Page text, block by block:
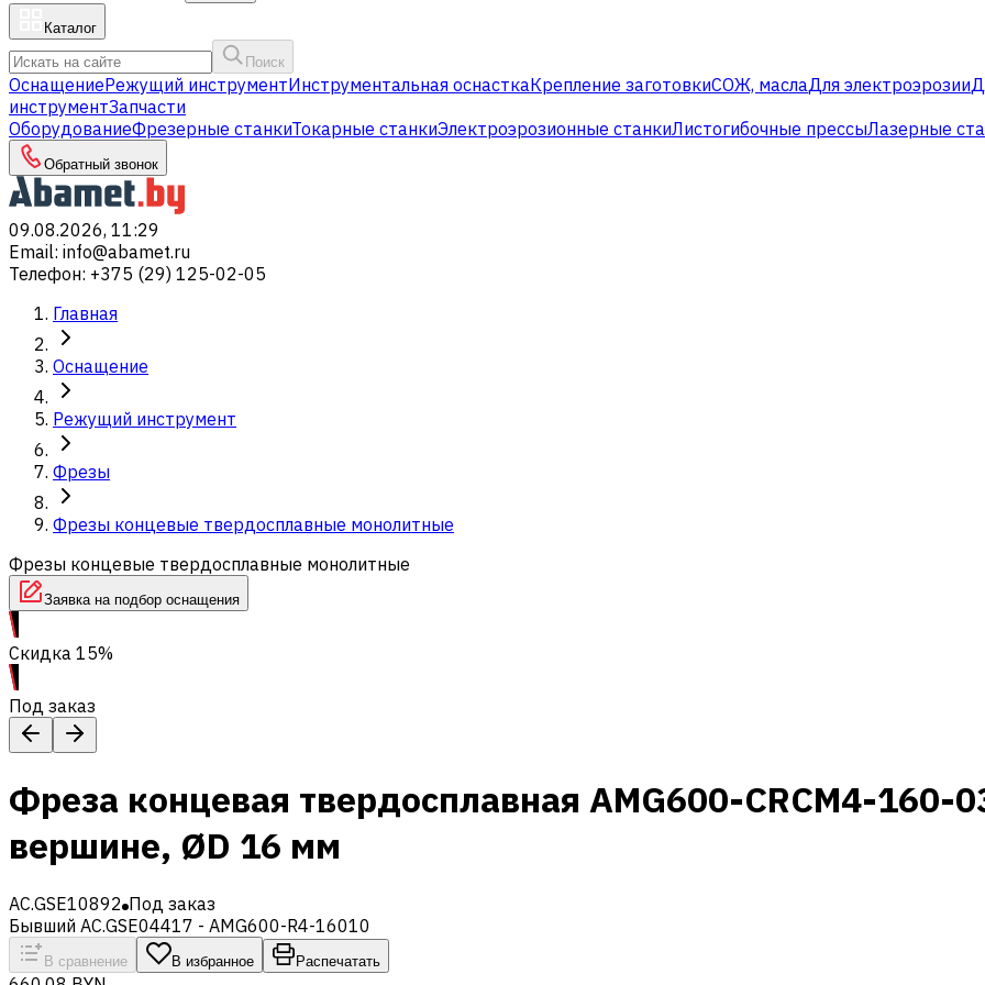
Каталог
Поиск
ОснащениеРежущий инструментИнструментальная оснасткаКрепление заготовкиСОЖ, маслаДля электроэрозии
инструментЗапчасти
ОборудованиеФрезерные станкиТокарные станкиЭлектроэрозионные станкиЛистогибочные прессыЛазерные
Обратный звонок
09.08.2026, 11:29
Email: info@abamet.ru
Телефон: +375 (29) 125-02-05
Главная
Оснащение
Режущий инструмент
Фрезы
Фрезы концевые твердосплавные монолитные
Фрезы концевые твердосплавные монолитные
Заявка на подбор оснащения
Скидка 15%
Под заказ
Фреза концевая твердосплавная AMG600-CRCM4-160-
вершине, ØD 16 мм
AC.GSE10892 Под заказ
Бывший AC.GSE04417 - AMG600-R4-16010
В сравнение В избранное Распечатать